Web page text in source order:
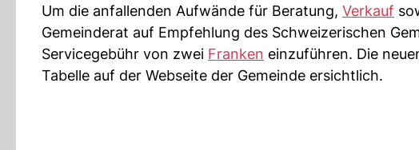
Um die anfallenden Aufwände für Beratung, Verkauf
Gemeinderat auf Empfehlung des Schweizerischen
Servicegebühr von zwei Franken einzuführen. Die
Tabelle auf der Webseite der Gemeinde ersichtlich.